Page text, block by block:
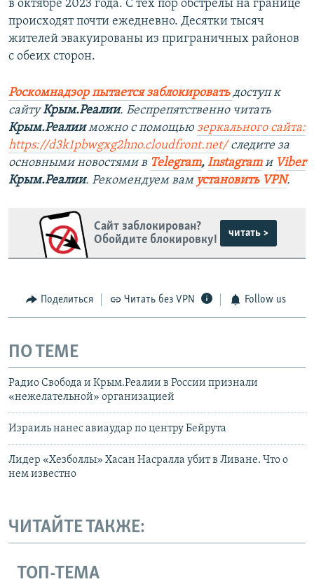
в октябре 2023 года. С тех пор обстрелы на границе
происходят почти ежедневно. Десятки тысяч
жителей эвакуированы из приграничных районов
с обеих сторон.
Роскомнадзор пытается заблокировать доступ к
сайтуКрым.Реалии. Беспрепятственно читать
Крым.Реалииможно с помощью зеркального сайта:
https://d3k1pbwgxg2hno.cloudfront.net/ следите за
основными новостями в Telegram, Instagramи Viber
Крым.Реалии. Рекомендуем вам установить VPN.
Сайт заблокирован?
Обойдите блокировку!
читать >
Поделиться Читать без VPN Follow us
ПО ТЕМЕ
Радио Свобода и Крым.Реалии в России признали
«нежелательной» организацией
Израиль нанес авиаудар по центру Бейрута
Лидер «Хезболлы» Хасан Насралла убит в Ливане. Что о
нем известно
ЧИТАЙТЕ ТАКЖЕ:
ТОП-ТЕМА